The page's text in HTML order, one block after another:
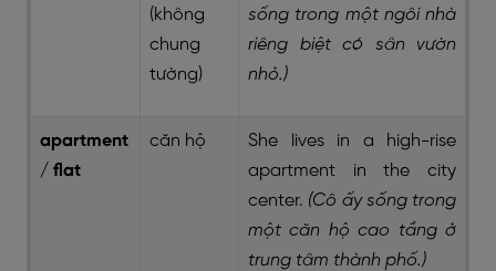
(không
chung
tường)
sống trong một ngôi nhà
riêng biệt có sân vườn
nhỏ.)
apartment
/ flat
căn hộ
She lives in a high-rise
apartment in the city
center. (Cô ấy sống trong
một căn hộ cao tầng ở
trung tâm thành phố.)